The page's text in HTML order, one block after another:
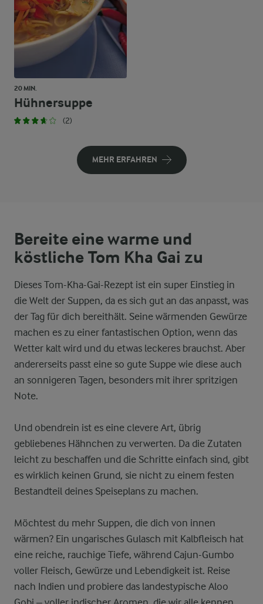
20 MIN.
Hühnersuppe
(2)
MEHR ERFAHREN
Bereite eine warme und
köstliche Tom Kha Gai zu
Dieses Tom-Kha-Gai-Rezept ist ein super Einstieg in
die Welt der Suppen, da es sich gut an das anpasst, was
der Tag für dich bereithält. Seine wärmenden Gewürze
machen es zu einer fantastischen Option, wenn das
Wetter kalt wird und du etwas leckeres brauchst. Aber
andererseits passt eine so gute Suppe wie diese auch
an sonnigeren Tagen, besonders mit ihrer spritzigen
Note.
Und obendrein ist es eine clevere Art, übrig
gebliebenes Hähnchen zu verwerten. Da die Zutaten
leicht zu beschaffen und die Schritte einfach sind, gibt
es wirklich keinen Grund, sie nicht zu einem festen
Bestandteil deines Speiseplans zu machen.
Möchtest du mehr Suppen, die dich von innen
wärmen? Ein ungarisches Gulasch mit Kalbfleisch hat
eine reiche, rauchige Tiefe, während Cajun-Gumbo
voller Fleisch, Gewürze und Lebendigkeit ist. Reise
nach Indien und probiere das landestypische Aloo